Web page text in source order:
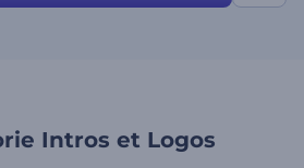
Intros et Logos